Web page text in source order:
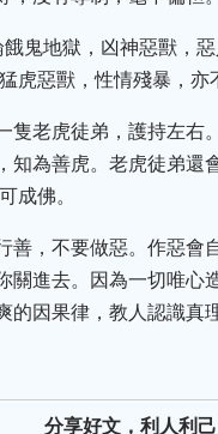
鬼地獄，凶神惡獸，
虎惡獸，性情殘暴，亦
隻老虎徒弟，護持左
知為善虎。老虎徒弟
成佛。
善，不要做惡。作惡
關進去。因為一切唯
因果律，教人認識真
分享好文，利人利